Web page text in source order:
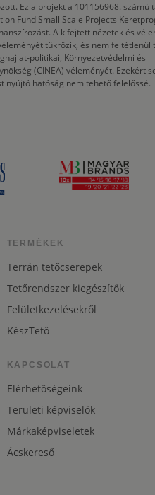
Ez a projekt a 101156968. számú
Fund Small Scale Projects
A kifejtett nézetek és
tükrözik, és nem feltétlenül
politikai, Környezetvédelmi és
(CINEA) véleményét. Ezekért
nyújtó hatóság nem tehető felelőssé.
TERMÉKEK
Terrán tetőcserepek
Tetőrendszer kiegészítők
Felületkezelésekről
KészTető
KAPCSOLAT
Elérhetőségeink
Területi képviselők
Márkaképviseletek
Ácskereső